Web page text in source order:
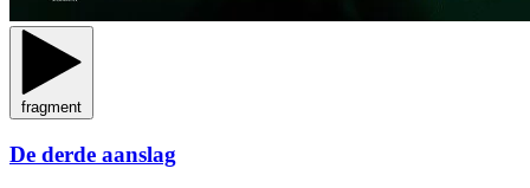
fragment
De derde aanslag